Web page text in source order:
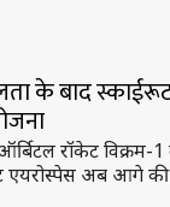
के बाद
रॉकेट विक्रम-
एयरोस्पेस अब आगे